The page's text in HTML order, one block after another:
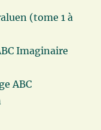
(tome 1 à
Imaginaire
ABC